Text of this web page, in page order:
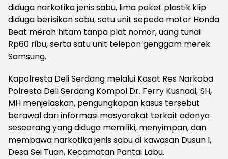
diduga narkotika jenis sabu, lima paket plastik klip
diduga berisikan sabu, satu unit sepeda motor Honda
Beat merah hitam tanpa plat nomor, uang tunai
Rp60 ribu, serta satu unit telepon genggam merek
Samsung.
Kapolresta Deli Serdang melalui Kasat Res Narkoba
Polresta Deli Serdang Kompol Dr. Ferry Kusnadi, SH,
MH menjelaskan, pengungkapan kasus tersebut
berawal dari informasi masyarakat terkait adanya
seseorang yang diduga memiliki, menyimpan, dan
membawa narkotika jenis sabu di kawasan Dusun I,
Desa Sei Tuan, Kecamatan Pantai Labu.